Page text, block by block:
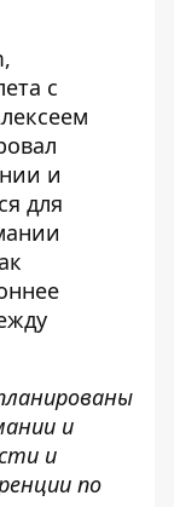
с
и
для
и
и
по